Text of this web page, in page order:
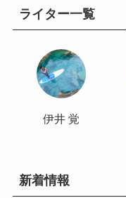
ライター一覧
伊井 覚
新着情報